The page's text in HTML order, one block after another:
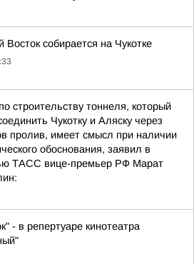
Восток собирается на Чукотке
строительству тоннеля, который
Чукотку и Аляску через
пролив, имеет смысл при наличии
обоснования, заявил в
ТАСС вице-премьер РФ Марат
- в репертуаре кинотеатра